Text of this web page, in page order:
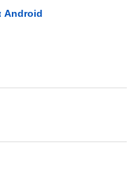
Android